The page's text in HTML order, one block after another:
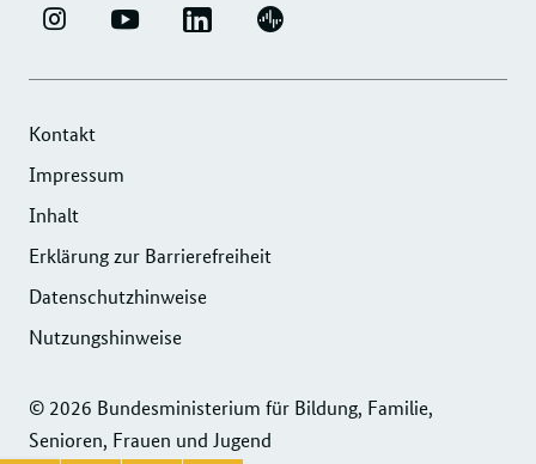
ERFOLGSFAKTOR
INSTAGRAM
UND
VIDEOS
YOUTUBE LINKEDIN
UNTERNEHMENSNETZWERK
SERVICE
PODIGEE
SERVICE
© 2026 Bundesministerium für Bildung, Familie,
Senioren, Frauen und Jugend
Kontakt
Impressum
Inhalt
Erklärung zur Barrierefreiheit
Datenschutzhinweise
Nutzungshinweise